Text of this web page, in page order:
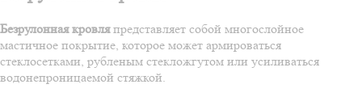
Безрулонная кровляпредставляет собой многослойное
мастичное покрытие, которое может армироваться
стеклосетками, рубленым стекложгутом или усиливаться
водонепроницаемой стяжкой.